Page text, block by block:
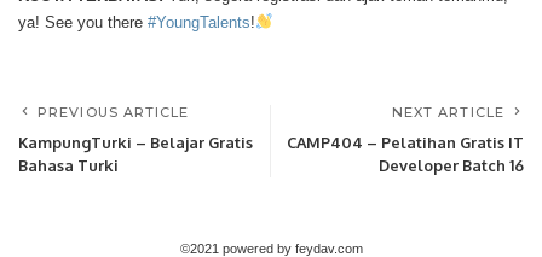
ya! See you there #YoungTalents!
PREVIOUS ARTICLE
KampungTurki – Belajar Gratis
Bahasa Turki
NEXT ARTICLE
CAMP404 – Pelatihan Gratis IT
Developer Batch 16
©2021 powered by feydav.com